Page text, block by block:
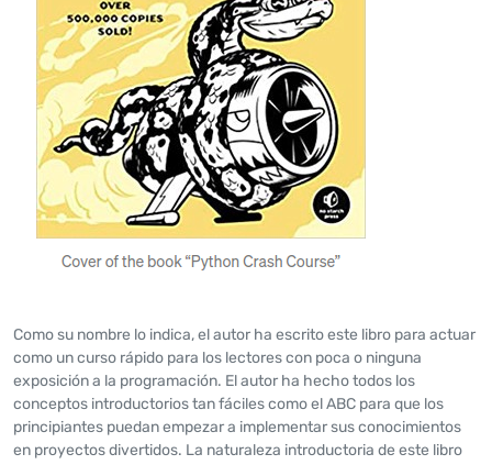
Como su nombre lo indica, el autor ha escrito este libro para actuar
como un curso rápido para los lectores con poca o ninguna
exposición a la programación. El autor ha hecho todos los
conceptos introductorios tan fáciles como el ABC para que los
principiantes puedan empezar a implementar sus conocimientos
en proyectos divertidos. La naturaleza introductoria de este libro